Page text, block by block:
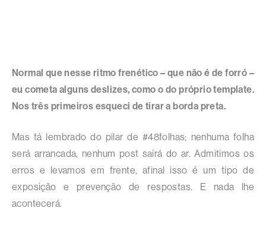
Normal que nesse ritmo frenético – que não é de forró –
eu cometa alguns deslizes, como o do próprio template.
Nos três primeiros esqueci de tirar a borda preta.
Mas tá lembrado do pilar de #48folhas; nenhuma folha
será arrancada, nenhum post sairá do ar. Admitimos os
erros e levamos em frente, afinal isso é um tipo de
exposição e prevenção de respostas. E nada lhe
acontecerá.